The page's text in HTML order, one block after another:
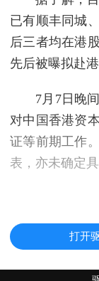
已有顺丰同城
后三者均在港
先后被曝拟赴港
7月7日晚
对中国香港资
证等前期工作
表，亦未确定具
打开